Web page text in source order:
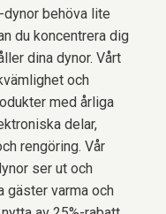
behöva lite
du koncentrera dig
dina dynor. Vårt
och
med årliga
delar,
rengöring. Vår
ser ut och
gäster varma och